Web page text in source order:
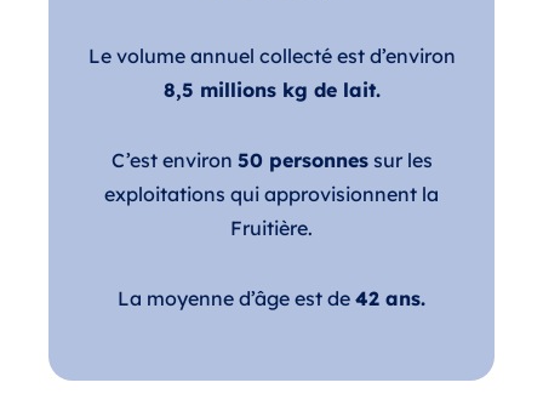
Le volume annuel collecté est d’environ
8,5 millions kg de lait.
C’est environ 50 personnessur les
exploitations qui approvisionnent la
Fruitière.
La moyenne d’âge est de 42 ans.